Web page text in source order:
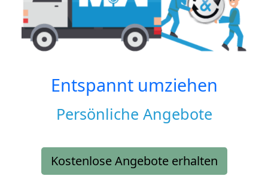
Entspannt umziehen
Persönliche Angebote
Kostenlose Angebote erhalten